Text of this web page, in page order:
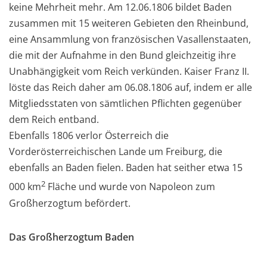
keine Mehrheit mehr. Am 12.06.1806 bildet Baden
zusammen mit 15 weiteren Gebieten den Rheinbund,
eine Ansammlung von französischen Vasallenstaaten,
die mit der Aufnahme in den Bund gleichzeitig ihre
Unabhängigkeit vom Reich verkünden. Kaiser Franz II.
löste das Reich daher am 06.08.1806 auf, indem er alle
Mitgliedsstaten von sämtlichen Pflichten gegenüber
dem Reich entband.
Ebenfalls 1806 verlor Österreich die
Vorderösterreichischen Lande um Freiburg, die
ebenfalls an Baden fielen. Baden hat seither etwa 15
000 km2 Fläche und wurde von Napoleon zum
Großherzogtum befördert.
Das Großherzogtum Baden